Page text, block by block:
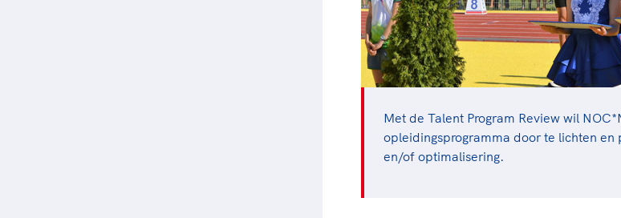
Met de Talent Program Review wil
opleidingsprogramma door te lichten
en/of optimalisering.